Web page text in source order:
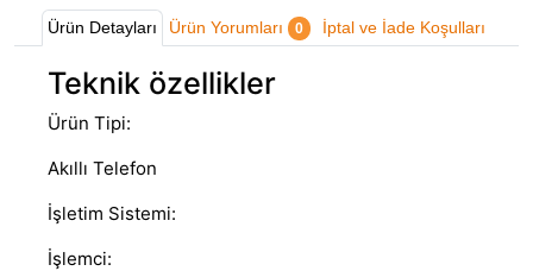
Ürün Detayları Ürün Yorumları 0 İptal ve İade Koşulları
Teknik özellikler
Ürün Tipi:
Akıllı Telefon
İşletim Sistemi:
İşlemci: